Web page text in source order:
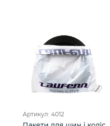
Артикул: 4012